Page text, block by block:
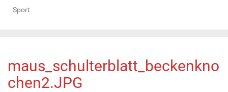
Sport
maus_schulterblatt_beckenkno
chen2.JPG